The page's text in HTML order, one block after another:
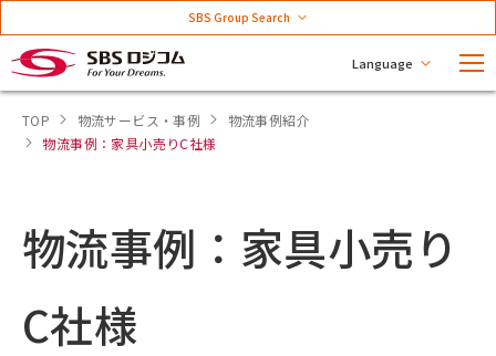
Language
SBS Group Search
TOP 物流サービス・事例
物流事例紹介
物流事例：家具小売りC社様
物流事例：家具小売り
C社様